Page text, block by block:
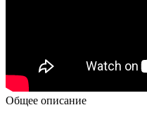
Общее описание